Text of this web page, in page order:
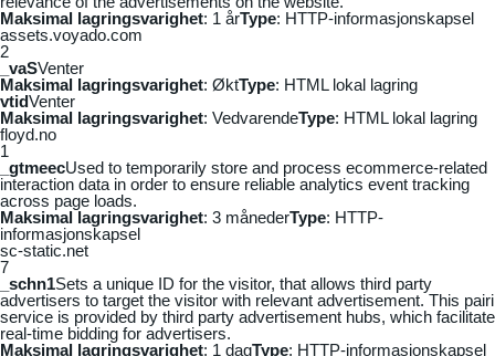
Maksimal lagringsvarighet: 1 årType: HTTP-informasjonskapsel
assets.voyado.com
2
_vaSVenter
Maksimal lagringsvarighet: ØktType: HTML lokal lagring
vtidVenter
Maksimal lagringsvarighet: VedvarendeType: HTML lokal lagring
floyd.no
1
_gtmeecUsed to temporarily store and process ecommerce-related
interaction data in order to ensure reliable analytics event tracking
across page loads.
Maksimal lagringsvarighet: 3 månederType: HTTP-
informasjonskapsel
sc-static.net
7
_schn1Sets a unique ID for the visitor, that allows third party
advertisers to target the visitor with relevant advertisement. This
service is provided by third party advertisement hubs, which
real-time bidding for advertisers.
Maksimal lagringsvarighet: 1 dagType: HTTP-informasjonskapsel